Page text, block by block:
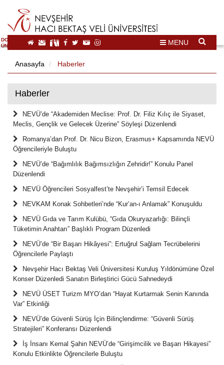
DOĞAL VE KÜLTÜREL MİRAS TURİZMİ İHTİSASLAŞMA
ÜNİVERSİTESİ
MENU
Anasayfa Haberler
Haberler
NEVÜ’de “Akademiden Meclise: Prof. Dr. Filiz Kılıç ile Siyaset,
Meclis, Gençlik ve Gelecek Üzerine” Söyleşi Düzenlendi
Romanya’dan Prof. Dr. Nicu Bizon, Erasmus+ Kapsamında NEVÜ
Öğrencileriyle Buluştu
NEVÜ’de “Bağımlılık Bağımsızlığın Zehridir!” Konulu Panel
Düzenlendi
NEVÜ Öğrencileri Sosyalfest’te Nevşehir’i Temsil Edecek
NEVKAM Konak Sohbetleri’nde “Kur’an-ı Anlamak” Konuşuldu
NEVÜ Gıda ve Tarım Kulübü, “Gıda Okuryazarlığı: Bilinçli
Tüketimin Anahtarı” Başlıklı Program Düzenledi
NEVÜ’de “Bir Başarı Hikâyesi”: Ertuğrul Sağlam Tecrübelerini
Öğrencilerle Paylaştı
Nevşehir Hacı Bektaş Veli Üniversitesi Kuruluş Yıldönümüne Özel
Konser Düzenledi Sanatın Birleştirici Gücü Sahnedeydi
NEVÜ ÜSET Turizm MYO’dan “Hayat Kurtarmak Senin Kanında
Var” Etkinliği
NEVÜ’de Güvenli Sürüş İçin Bilinçlendirme: “Güvenli Sürüş
Stratejileri” Konferansı Düzenlendi
İş İnsanı Kemal Şahin NEVÜ’de “Girişimcilik ve Başarı Hikayesi”
Konulu Etkinlikte Öğrencilerle Buluştu